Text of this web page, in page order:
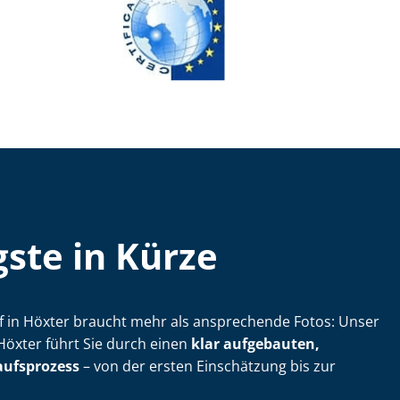
in Kürze
in Höxter braucht mehr als ansprechende Fotos: Unser
führt Sie durch einen klar aufgebauten,
– von der ersten Einschätzung bis zur